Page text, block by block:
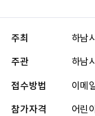
주최 하남시
주관 하남시
접수방법 이메
참가자격
어린